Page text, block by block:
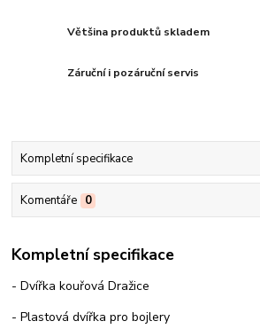
Většina produktů skladem
Záruční i pozáruční servis
Kompletní specifikace
Komentáře 0
Kompletní specifikace
- Dvířka kouřová Dražice
- Plastová dvířka pro bojlery